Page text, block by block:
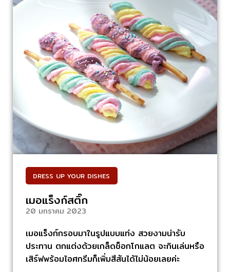
DRESS UP YOUR DISHES
เมอแร็งก์สติ๊ก
20 มกราคม 2023
เมอแร็งก์กรอบมาในรูปแบบแท่ง สวยงามน่ารับ
ประทาน ตกแต่งด้วยเกล็ดช็อกโกแลต จะกินเล่นหรือ
เสิร์ฟพร้อมไอศกรีมก็เพิ่มสีสันได้ไม่น้อยเลยค่ะ